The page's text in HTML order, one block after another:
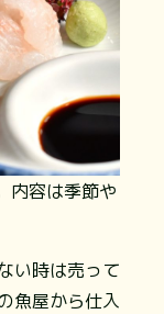
内容は季節や
い時は売って
魚屋から仕入